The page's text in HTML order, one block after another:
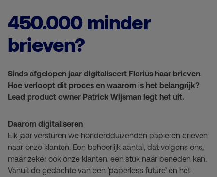
450.000 minder
brieven?
Sinds afgelopen jaar digitaliseert Florius haar brieven.
Hoe verloopt dit proces en waarom is het belangrijk?
Lead product owner Patrick Wijsman legt het uit.
Daarom digitaliseren
Elk jaar versturen we honderdduizenden papieren brieven
naar onze klanten. Een behoorlijk aantal, dat volgens ons,
maar zeker ook onze klanten, een stuk naar beneden kan.
Vanuit de gedachte van een ‘paperless future’ en het